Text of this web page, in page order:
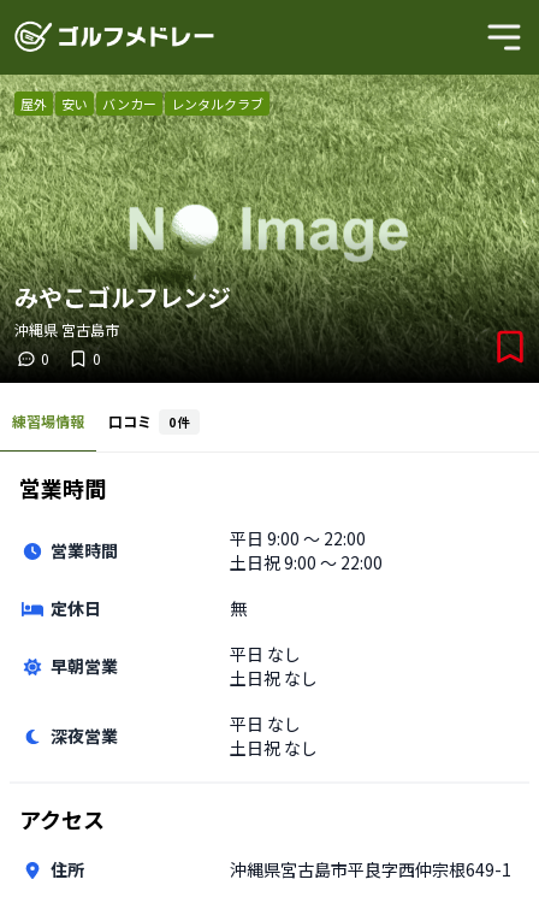
屋外 安い バンカー レンタルクラブ
みやこゴルフレンジ
沖縄県宮古島市
0
0
練習場情報 口コミ 0件
営業時間
営業時間 平日 9:00 〜 22:00
土日祝9:00 〜 22:00
定休日
無
早朝営業 平日 なし
土日祝 なし
深夜営業 平日 なし
土日祝 なし
アクセス
住所 沖縄県宮古島市平良字西仲宗根649-1